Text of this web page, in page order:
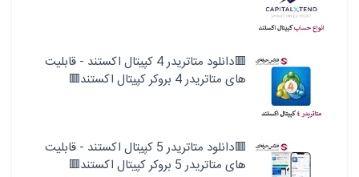
🟥دانلود متاتریدر 4 کپیتال اکستند - قابلیت
های متاتریدر 4 بروکر کپیتال اکستند🟥
🟥دانلود متاتریدر 5 کپیتال اکستند - قابلیت
های متاتریدر 5 بروکر کپیتال اکستند🟥